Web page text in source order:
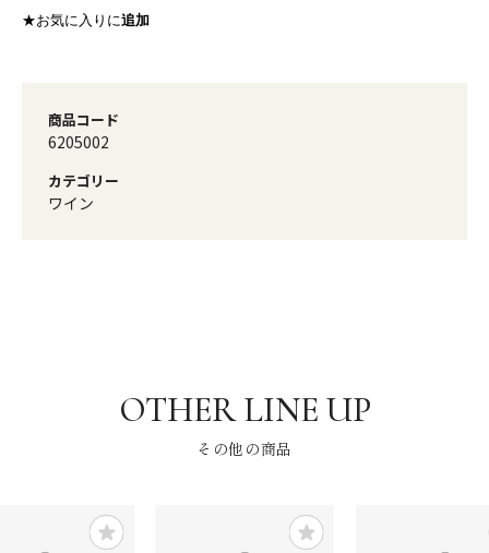
★お気に入りに追加
商品コード
6205002
カテゴリー
ワイン
その他の商品